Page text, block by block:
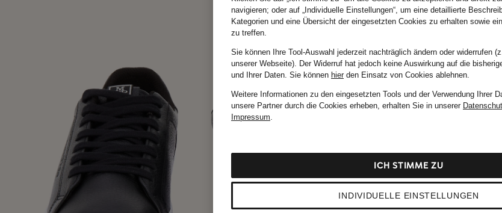
navigieren; oder auf „Individuelle Einstellungen“, um eine detaillierte
Kategorien und eine Übersicht der eingesetzten Cookies zu erhalten sowie
zu treffen.
Sie können Ihre Tool-Auswahl jederzeit nachträglich ändern oder widerrufen
unserer Webseite). Der Widerruf hat jedoch keine Auswirkung auf die
und Ihrer Daten. Sie können hierden Einsatz von Cookies ablehnen.
Weitere Informationen zu den eingesetzten Tools und der Verwendung Ihrer
unsere Partner durch die Cookies erheben, erhalten Sie in unserer
Impressum.
INDIVIDUELLE EINSTELLUNGEN
ICH STIMME ZU